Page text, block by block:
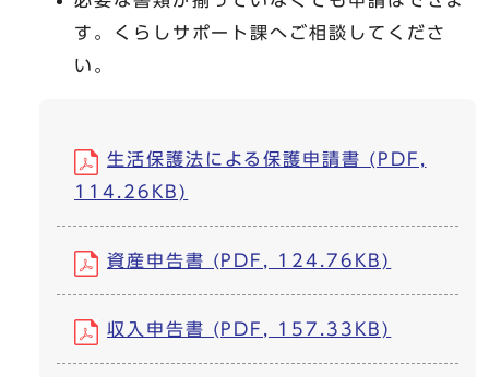
す。くらしサポート課へご相談してくださ
い。
生活保護法による保護申請書 (PDF,
114.26KB)
資産申告書 (PDF, 124.76KB)
収入申告書 (PDF, 157.33KB)